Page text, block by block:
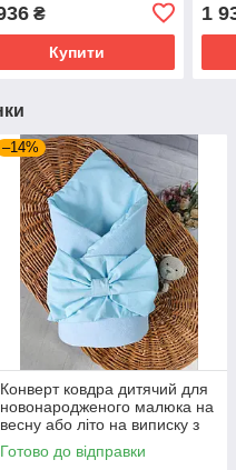
₴
Купити
1
–14%
Конверт ковдра дитячий для
новонародженого малюка на
весну або літо на виписку з
пологового будинку та
прогулянок 80х80 см зі
Готово до відправки